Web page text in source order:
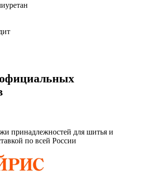
принадлежностей для шитья и
по всей России